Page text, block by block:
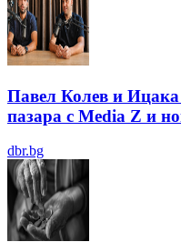
Павел Колев и Ицака
пазара с Media Z и
dbr.bg